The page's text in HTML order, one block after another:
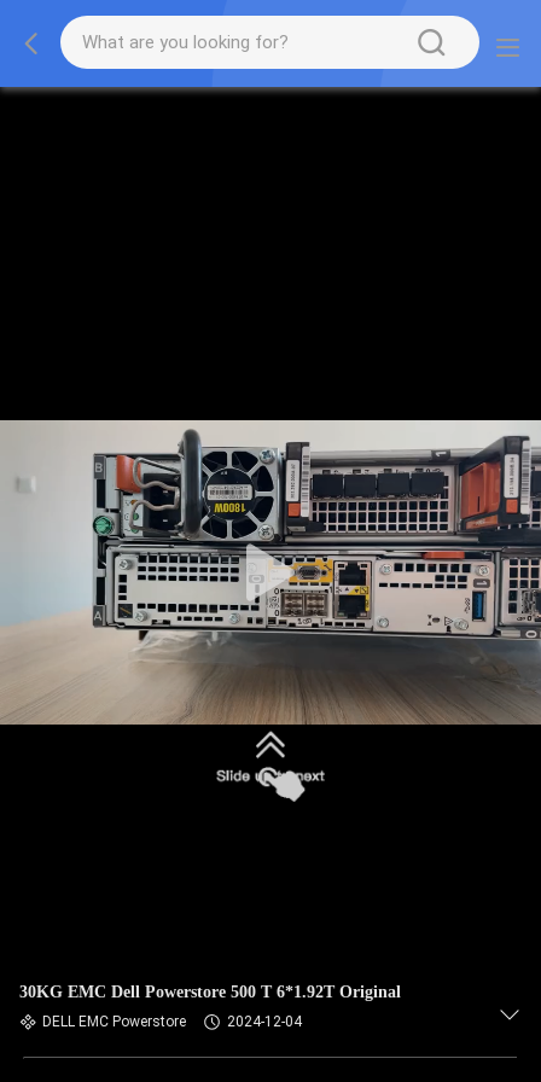
30KG EMC Dell Powerstore 500 T 6*1.92T Original
DELL EMC Powerstore 2024-12-04